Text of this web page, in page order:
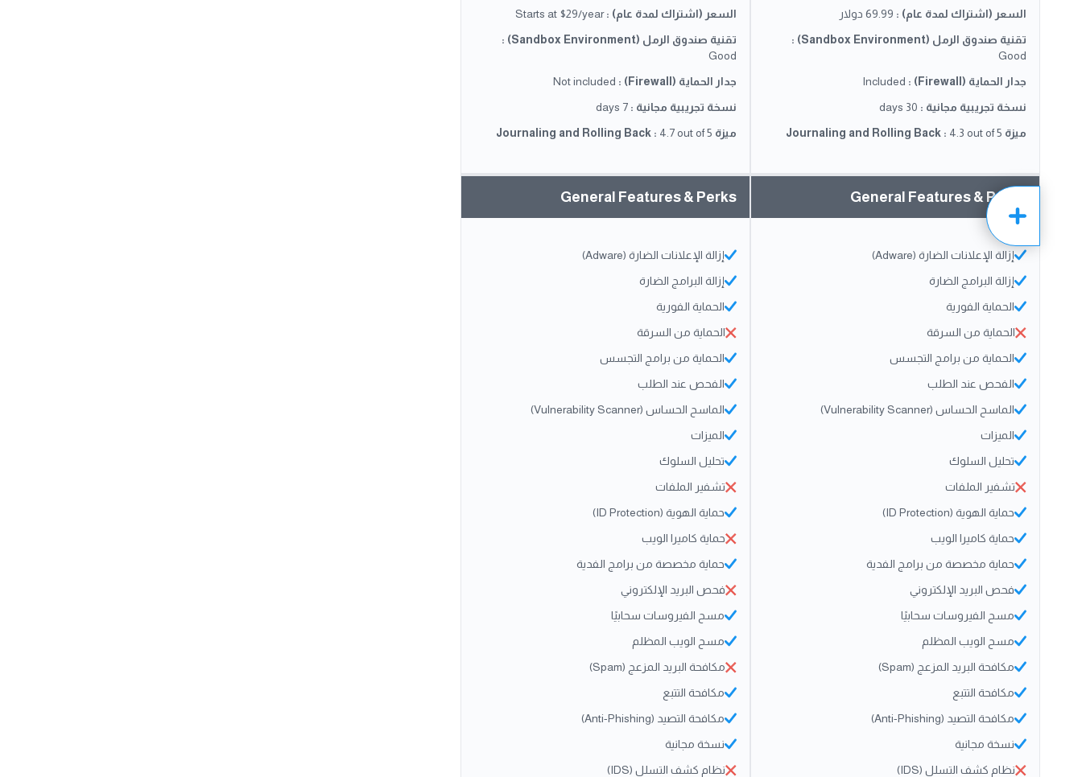
السعر (اشتراك لمدة عام) : 69.99 دولار
تقنية صندوق الرمل (Sandbox Environment)
:
Good
جدار الحماية (Firewall)
:
Included
نسخة تجريبية مجانية :
30 days
ميزة Journaling and Rolling Back
: 4.3 out of 5
السعر (اشتراك لمدة عام) :
Starts at $29/year
تقنية صندوق الرمل (Sandbox Environment)
:
Good
جدار الحماية (Firewall)
:
Not included
نسخة تجريبية مجانية :
7 days
ميزة Journaling and Rolling Back
: 4.7 out of 5
General Features & Perks
إزالة الإعلانات الضارة (Adware)
إزالة البرامج الضارة
الحماية الفورية
الحماية من السرقة
الحماية من برامج التجسس
الفحص عند الطلب
الماسح الحساس (Vulnerability Scanner)
الميزات
تحليل السلوك
تشفير الملفات
حماية الهوية (ID Protection)
حماية كاميرا الويب
حماية مخصصة من برامج الفدية
فحص البريد الإلكتروني
مسح الفيروسات سحابيًا
مسح الويب المظلم
مكافحة البريد المزعج (Spam)
مكافحة التتبع
مكافحة التصيد (Anti-Phishing)
نسخة مجانية
نظام كشف التسلل (IDS)
General Features & Perks
إزالة الإعلانات الضارة (Adware)
إزالة البرامج الضارة
الحماية الفورية
الحماية من السرقة
الحماية من برامج التجسس
الفحص عند الطلب
الماسح الحساس (Vulnerability Scanner)
الميزات
تحليل السلوك
تشفير الملفات
حماية الهوية (ID Protection)
حماية كاميرا الويب
حماية مخصصة من برامج الفدية
فحص البريد الإلكتروني
مسح الفيروسات سحابيًا
مسح الويب المظلم
مكافحة البريد المزعج (Spam)
مكافحة التتبع
مكافحة التصيد (Anti-Phishing)
نسخة مجانية
نظام كشف التسلل (IDS)